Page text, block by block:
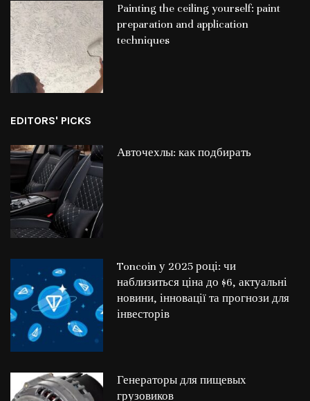
Painting the ceiling yourself: paint
preparation and application
techniques
EDITORS' PICKS
Авточехлы: как подбирать
Toncoin у 2025 році: чи
наблизиться ціна до $6, актуальні
новини, інновації та прогнози для
інвесторів
Генераторы для пищевых
грузовиков